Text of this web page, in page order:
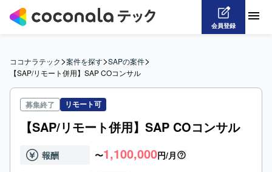
会員登録
ココナラテック>案件を探す>SAPの案件>
【SAP/リモート併用】SAP COコンサル
募集終了 リモート可
【SAP/リモート併用】SAP COコンサル
報酬 〜1,100,000円/月